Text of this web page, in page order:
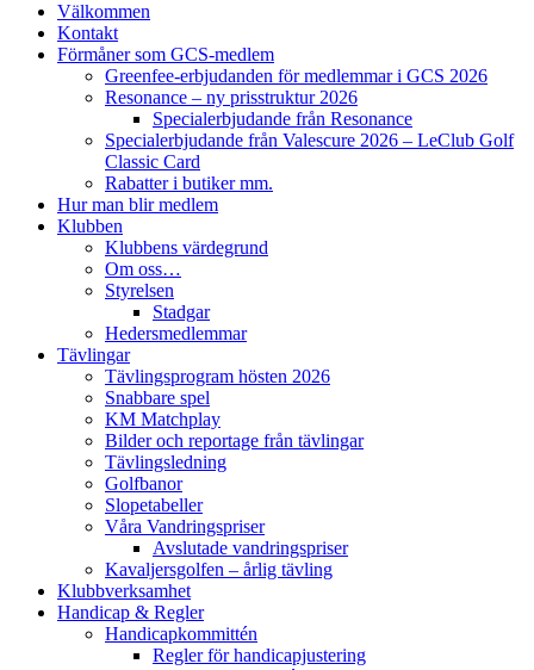
Välkommen
Kontakt
Förmåner som GCS-medlem
Greenfee-erbjudanden för medlemmar i GCS 2026
Resonance – ny prisstruktur 2026
Specialerbjudande från Resonance
Specialerbjudande från Valescure 2026 – LeClub Golf
Classic Card
Rabatter i butiker mm.
Hur man blir medlem
Klubben
Klubbens värdegrund
Om oss…
Styrelsen
Stadgar
Hedersmedlemmar
Tävlingar
Tävlingsprogram hösten 2026
Snabbare spel
KM Matchplay
Bilder och reportage från tävlingar
Tävlingsledning
Golfbanor
Slopetabeller
Våra Vandringspriser
Avslutade vandringspriser
Kavaljersgolfen – årlig tävling
Klubbverksamhet
Handicap & Regler
Handicapkommittén
Regler för handicapjustering